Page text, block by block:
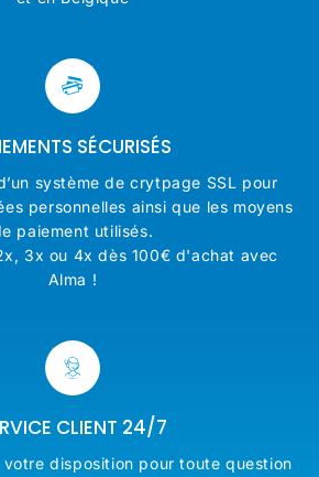
SÉCURISÉS
système de crytpage SSL pour
personnelles ainsi que les moyens
paiement utilisés.
3x ou 4x dès 100€ d'achat avec
Alma !
CLIENT 24/7
disposition pour toute question